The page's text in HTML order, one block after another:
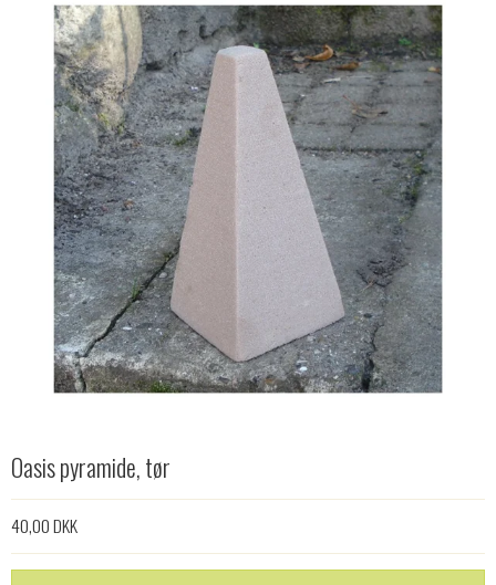
Oasis pyramide, tør
40,00 DKK